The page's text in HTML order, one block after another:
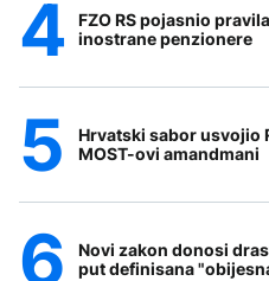
FZO RS pojasnio
inostrane penzionere
Hrvatski sabor usvojio
MOST-ovi amandmani
Novi zakon donosi
put definisana